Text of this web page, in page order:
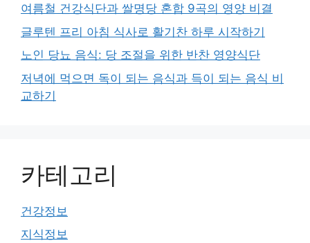
여름철 건강식단과 쌀명당 혼합 9곡의 영양 비결
글루텐 프리 아침 식사로 활기찬 하루 시작하기
노인 당뇨 음식: 당 조절을 위한 반찬 영양식단
저녁에 먹으면 독이 되는 음식과 득이 되는 음식 비
교하기
카테고리
건강정보
지식정보